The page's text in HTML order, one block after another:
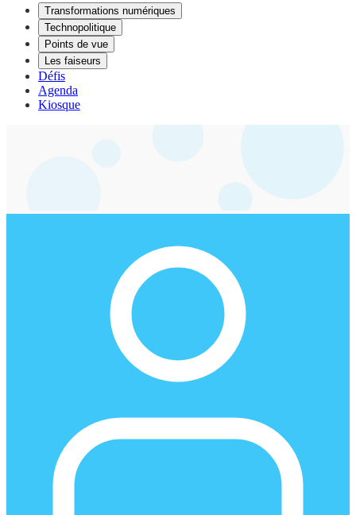
Transformations numériques
Technopolitique
Points de vue
Les faiseurs
Défis
Agenda
Kiosque